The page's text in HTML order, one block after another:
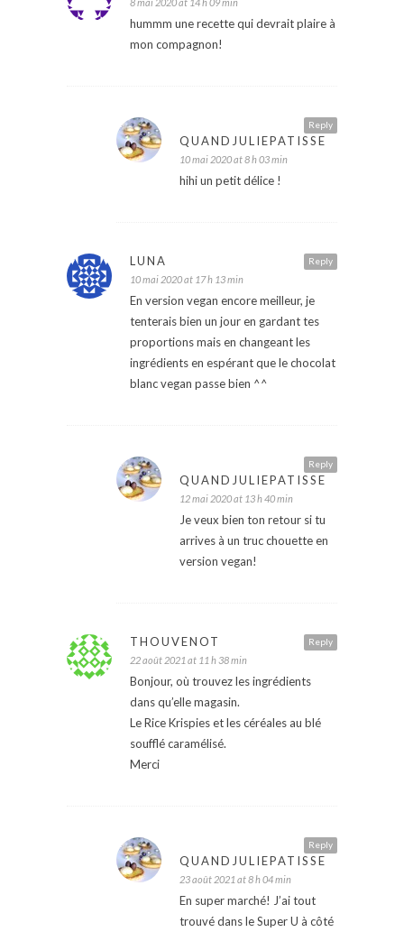
hummm une recette qui devrait plaire à
mon compagnon!
Reply
QUANDJULIEPATISSE
10 mai 2020 at 8 h 03 min
hihi un petit délice !
Reply
LUNA
10 mai 2020 at 17 h 13 min
En version vegan encore meilleur, je
tenterais bien un jour en gardant tes
proportions mais en changeant les
ingrédients en espérant que le chocolat
blanc vegan passe bien ^^
Reply
QUANDJULIEPATISSE
12 mai 2020 at 13 h 40 min
Je veux bien ton retour si tu
arrives à un truc chouette en
version vegan!
Reply
THOUVENOT
22 août 2021 at 11 h 38 min
Bonjour, où trouvez les ingrédients
dans qu’elle magasin.
Le Rice Krispies et les céréales au blé
soufflé caramélisé.
Merci
Reply
QUANDJULIEPATISSE
23 août 2021 at 8 h 04 min
En super marché! J’ai tout
trouvé dans le Super U à côté